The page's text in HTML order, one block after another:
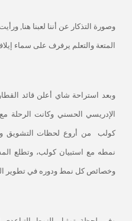
وصورة التذكار عن أننا لعبنا هنا,
المتعة والتعلم يرفرف على سماء
وبعد استراحة شاي أعلن قائد
الإدريسي الحسني وكانت الرحلة
كولب من أروع لحظات التشويق
نمطه مع استبيان كولب، وتطلع
وخصائص كل نمط ودوره في تطوير